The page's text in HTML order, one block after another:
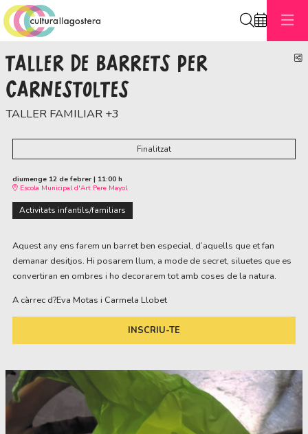
TALLER DE BARRETS PER
CARNESTOLTES
TALLER FAMILIAR +3
Finalitzat
diumenge 12 de febrer | 11:00 h
Escola Municipal d'Art Pere Mayol
Activitats infantils/familiars
Aquest any ens farem un barret ben especial, d’aquells que et fan
demanar desitjos. Hi posarem llum, a mode de secret, siluetes que es
convertiran en ombres i ho decorarem tot amb coses de la natura.
A càrrec d?Eva Motas i Carmela Llobet
INSCRIU-TE